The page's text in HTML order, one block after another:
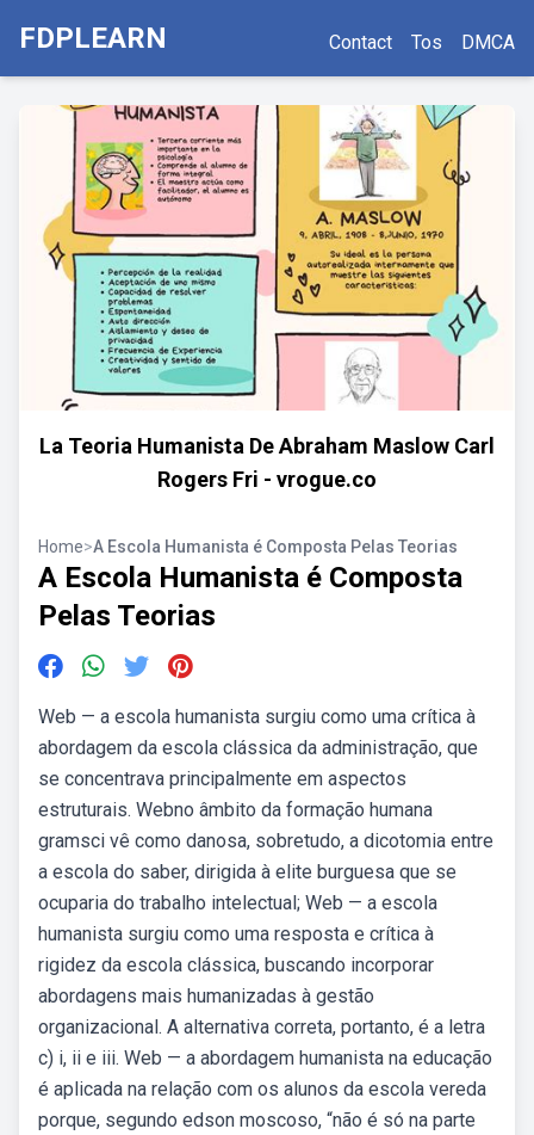
FDPLEARN Contact Tos DMCA
La Teoria Humanista De Abraham Maslow Carl
Rogers Fri - vrogue.co
Home>A Escola Humanista é Composta Pelas Teorias
A Escola Humanista é Composta
Pelas Teorias
Web — a escola humanista surgiu como uma crítica à
abordagem da escola clássica da administração, que
se concentrava principalmente em aspectos
estruturais. Webno âmbito da formação humana
gramsci vê como danosa, sobretudo, a dicotomia entre
a escola do saber, dirigida à elite burguesa que se
ocuparia do trabalho intelectual; Web — a escola
humanista surgiu como uma resposta e crítica à
rigidez da escola clássica, buscando incorporar
abordagens mais humanizadas à gestão
organizacional. A alternativa correta, portanto, é a letra
c) i, ii e iii. Web — a abordagem humanista na educação
é aplicada na relação com os alunos da escola vereda
porque, segundo edson moscoso, “não é só na parte